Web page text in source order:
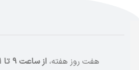
هفت روز هفته،از ساعت ۹ تا ۲۱